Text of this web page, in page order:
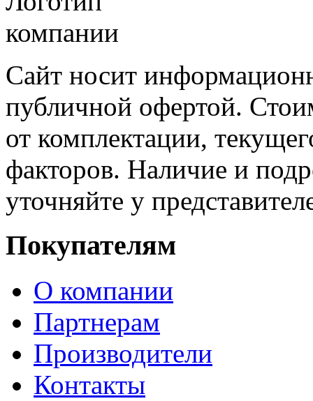
Сайт носит
публичной офертой.
от комплектации,
факторов. Наличие и
уточняйте у
Покупателям
О компании
Партнерам
Производители
Контакты